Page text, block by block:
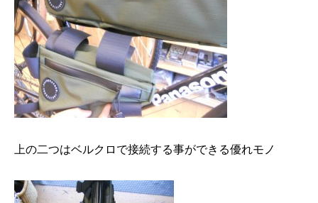
上の二つはベルクロで接続する事ができる優れモノ